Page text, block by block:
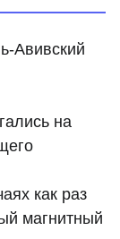
Авивский
на
как раз
магнитный